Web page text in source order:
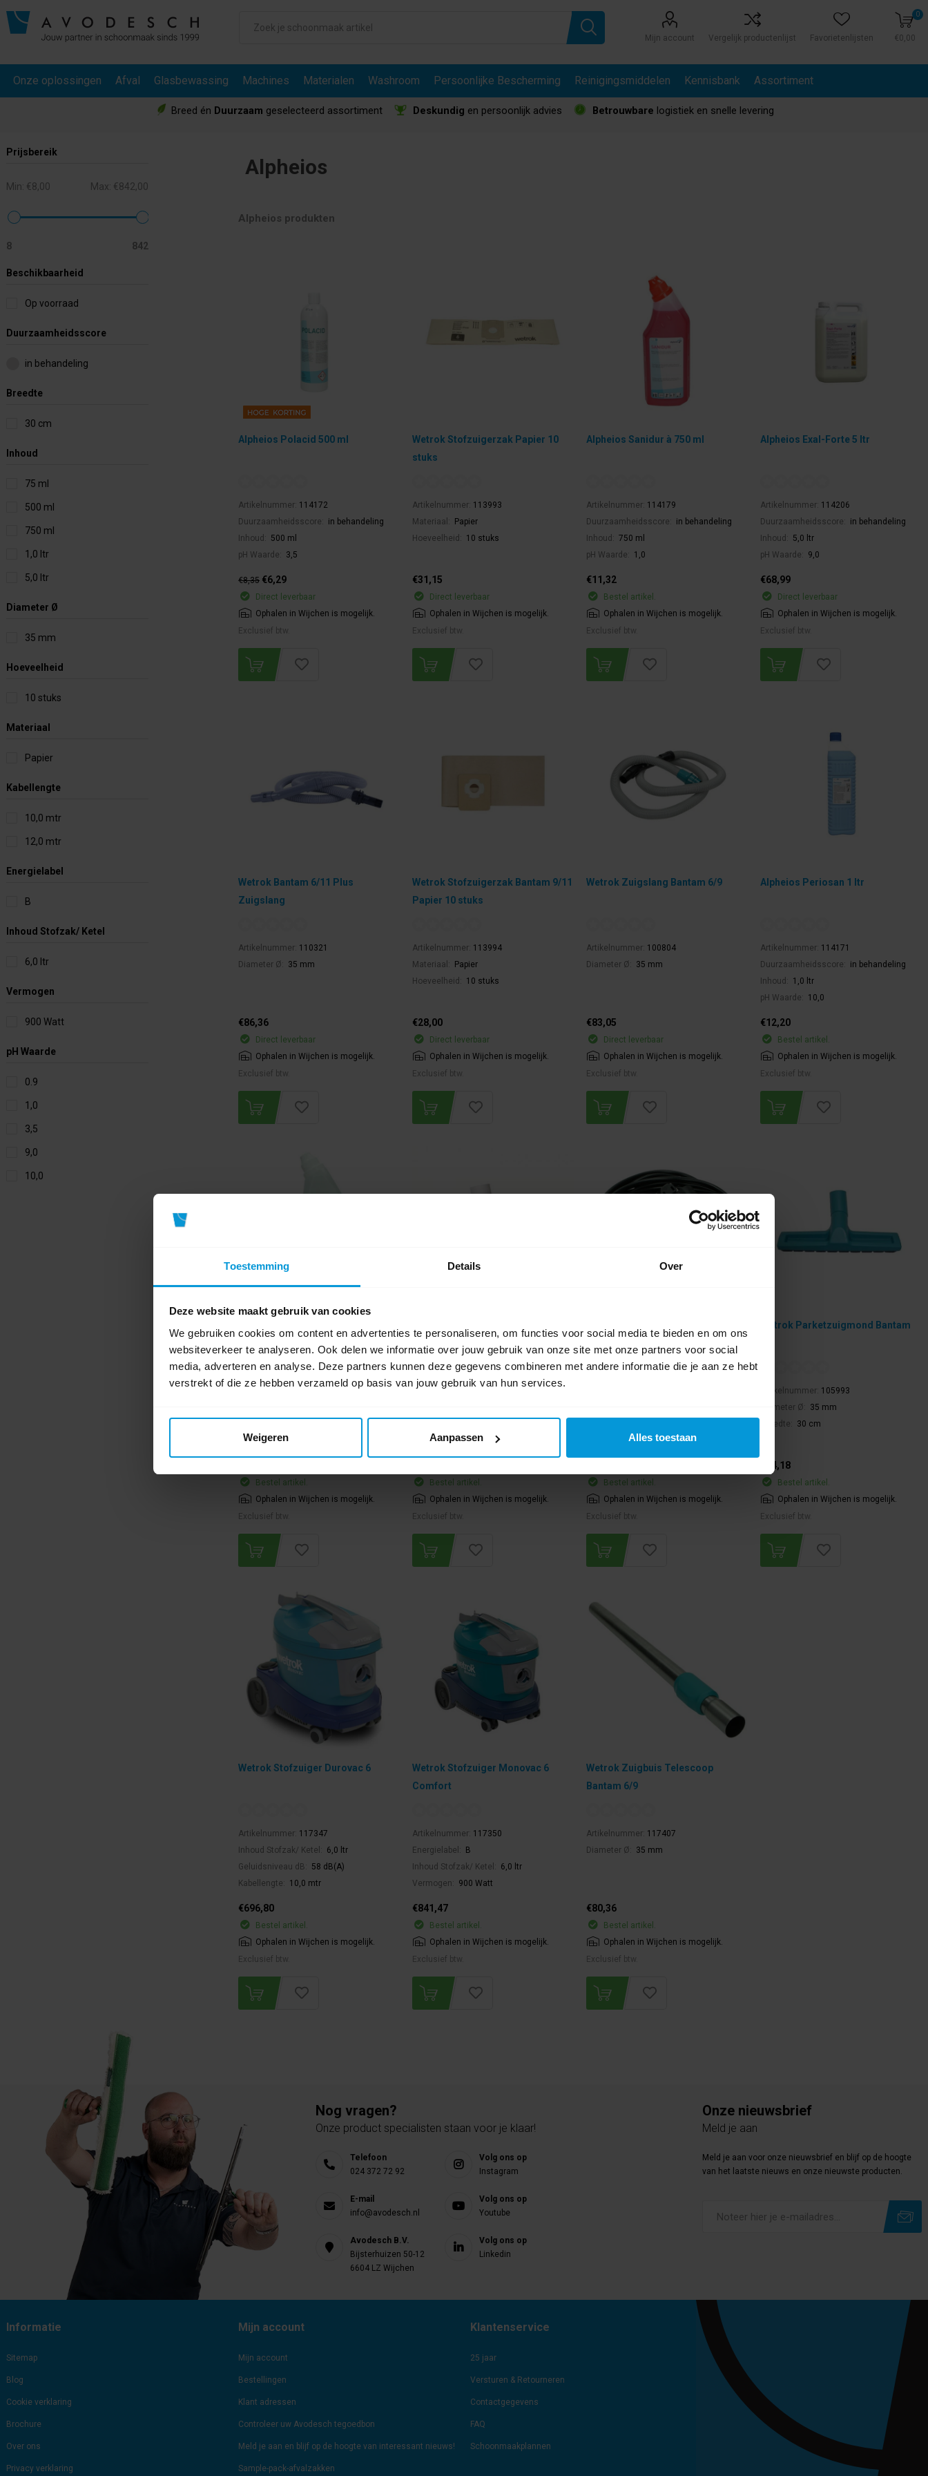
Toestemming Details Over
Deze website maakt gebruik van cookies
We gebruiken cookies om content en advertenties te personaliseren, om functies voor social media te bieden en om ons
websiteverkeer te analyseren. Ook delen we informatie over jouw gebruik van onze site met onze partners voor social
media, adverteren en analyse. Deze partners kunnen deze gegevens combineren met andere informatie die je aan ze hebt
verstrekt of die ze hebben verzameld op basis van jouw gebruik van hun services.
Weigeren Aanpassen Alles toestaan
Mijn account Vergelijk productenlijst Favorietenlijsten
0
€0,00
Onze oplossingen Afval Glasbewassing Machines Materialen Washroom Persoonlijke Bescherming Reinigingsmiddelen Kennisbank Assortiment
Breed én Duurzaam geselecteerd assortiment Deskundig en persoonlijk advies Betrouwbare logistiek en snelle levering
Prijsbereik
Min: €8,00 Max: €842,00
8 842
Beschikbaarheid
Op voorraad
Duurzaamheidsscore
in behandeling
Breedte
30 cm
Inhoud
75 ml
500 ml
750 ml
1,0 ltr
5,0 ltr
Diameter Ø
35 mm
Hoeveelheid
10 stuks
Materiaal
Papier
Kabellengte
10,0 mtr
12,0 mtr
Energielabel
B
Inhoud Stofzak/ Ketel
6,0 ltr
Vermogen
900 Watt
pH Waarde
0.9
1,0
3,5
9,0
10,0
Alpheios
Alpheios produkten
Alpheios Polacid 500 ml
Artikelnummer: 114172
Duurzaamheidsscore:
in behandeling
Inhoud:
500 ml
pH Waarde:
3,5
€8,35 €6,29
Direct leverbaar
Ophalen in Wijchen is mogelijk.
Exclusief btw.
Wetrok Stofzuigerzak Papier 10
stuks
Artikelnummer: 113993
Materiaal:
Papier
Hoeveelheid:
10 stuks
€31,15
Direct leverbaar
Ophalen in Wijchen is mogelijk.
Exclusief btw.
Alpheios Sanidur à 750 ml
Artikelnummer: 114179
Duurzaamheidsscore:
in behandeling
Inhoud:
750 ml
pH Waarde:
1,0
€11,32
Bestel artikel.
Ophalen in Wijchen is mogelijk.
Exclusief btw.
Alpheios Exal-Forte 5 ltr
Artikelnummer: 114206
Duurzaamheidsscore:
in behandeling
Inhoud:
5,0 ltr
pH Waarde:
9,0
€68,99
Direct leverbaar
Ophalen in Wijchen is mogelijk.
Exclusief btw.
Wetrok Bantam 6/11 Plus
Zuigslang
Artikelnummer: 110321
Diameter Ø:
35 mm
€86,36
Direct leverbaar
Ophalen in Wijchen is mogelijk.
Exclusief btw.
Wetrok Stofzuigerzak Bantam 9/11
Papier 10 stuks
Artikelnummer: 113994
Materiaal:
Papier
Hoeveelheid:
10 stuks
€28,00
Direct leverbaar
Ophalen in Wijchen is mogelijk.
Exclusief btw.
Wetrok Zuigslang Bantam 6/9
Artikelnummer: 100804
Diameter Ø:
35 mm
€83,05
Direct leverbaar
Ophalen in Wijchen is mogelijk.
Exclusief btw.
Alpheios Periosan 1 ltr
Artikelnummer: 114171
Duurzaamheidsscore:
in behandeling
Inhoud:
1,0 ltr
pH Waarde:
10,0
€12,20
Bestel artikel.
Ophalen in Wijchen is mogelijk.
Exclusief btw.
pH Waarde: 0.9
Bestel artikel.
Ophalen in Wijchen is mogelijk.
Exclusief btw.
Artikelnummer:
Kleur: Groen
Bestel artikel.
Ophalen in Wijchen is mogelijk.
Exclusief btw.
Bestel artikel.
Ophalen in Wijchen is mogelijk.
Exclusief btw.
Wetrok Parketzuigmond Bantam
Artikelnummer: 105993
Diameter Ø:
35 mm
Breedte:
30 cm
€54,18
Bestel artikel.
Ophalen in Wijchen is mogelijk.
Exclusief btw.
Wetrok Stofzuiger Durovac 6
Artikelnummer: 117347
Inhoud Stofzak/ Ketel:
6,0 ltr
Geluidsniveau dB:
58 dB(A)
Kabellengte:
10,0 mtr
€696,80
Bestel artikel.
Ophalen in Wijchen is mogelijk.
Exclusief btw.
Wetrok Stofzuiger Monovac 6
Comfort
Artikelnummer: 117350
Energielabel:
B
Inhoud Stofzak/ Ketel:
6,0 ltr
Vermogen:
900 Watt
€841,47
Bestel artikel.
Ophalen in Wijchen is mogelijk.
Exclusief btw.
Wetrok Zuigbuis Telescoop
Bantam 6/9
Artikelnummer: 117407
Diameter Ø:
35 mm
€80,36
Bestel artikel.
Ophalen in Wijchen is mogelijk.
Exclusief btw.
Nog vragen?
Onze product specialisten staan voor je klaar!
Telefoon
024 372 72 92
E-mail
info@avodesch.nl
Avodesch B.V.
Bijsterhuizen 50-12
6604 LZ Wijchen
Volg ons op
Instagram
Volg ons op
Youtube
Volg ons op
Linkedin
Onze nieuwsbrief
Meld je aan
Meld je aan voor onze nieuwsbrief en blijf op de hoogte
van het laatste nieuws en onze nieuwste producten.
Informatie
Sitemap
Blog
Cookie verklaring
Brochure
Over ons
Privacy verklaring
Mijn account
Mijn account
Bestellingen
Klant adressen
Controleer uw Avodesch tegoedbon
Meld je aan en blijf op de hoogte van interessant nieuws!
Sample-pack-afvalzakken
Klantenservice
25 jaar
Versturen & Retourneren
Contactgegevens
FAQ
Schoonmaakplannen